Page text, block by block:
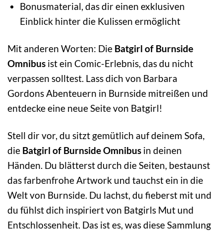
Bonusmaterial, das dir einen exklusiven
Einblick hinter die Kulissen ermöglicht
Mit anderen Worten: Die Batgirl of Burnside
Omnibus ist ein Comic-Erlebnis, das du nicht
verpassen solltest. Lass dich von Barbara
Gordons Abenteuern in Burnside mitreißen und
entdecke eine neue Seite von Batgirl!
Stell dir vor, du sitzt gemütlich auf deinem Sofa,
die Batgirl of Burnside Omnibus in deinen
Händen. Du blätterst durch die Seiten, bestaunst
das farbenfrohe Artwork und tauchst ein in die
Welt von Burnside. Du lachst, du fieberst mit und
du fühlst dich inspiriert von Batgirls Mut und
Entschlossenheit. Das ist es, was diese Sammlung